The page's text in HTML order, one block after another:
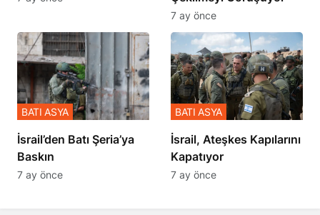
7 ay önce
​​​​​​​İsrail’den Batı Şeria’ya
Baskın
BATI ASYA
7 ay önce
İsrail, Ateşkes Kapılarını
Kapatıyor
BATI ASYA
7 ay önce